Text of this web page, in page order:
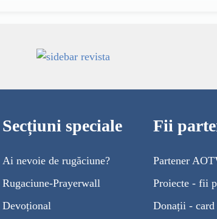
Secțiuni speciale
Ai nevoie de rugăciune?
Rugaciune-Prayerwall
Devoțional
Fii
Partener
Proiecte - fii
Donații - card